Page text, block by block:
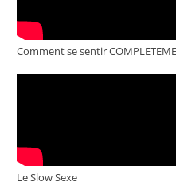
Comment se sentir
Le Slow Sexe